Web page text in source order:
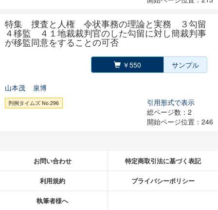
特集 捜査と人権 令状事務の理論と実務 ３勾留
４移監 ４１地裁裁判官のした勾留に対し簡裁判事
が移監同意をすることの可否
￥550 サンプル
山本茂 泉博
判例タイムズ No.296
引用形式で表示
総ページ数：2
開始ページ位置：246
お問い合わせ 特定商取引法に基づく表記
利用規約 プライバシーポリシー
執筆者様へ